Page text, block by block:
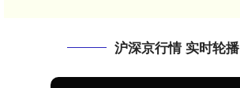
沪深京行情 实时轮播